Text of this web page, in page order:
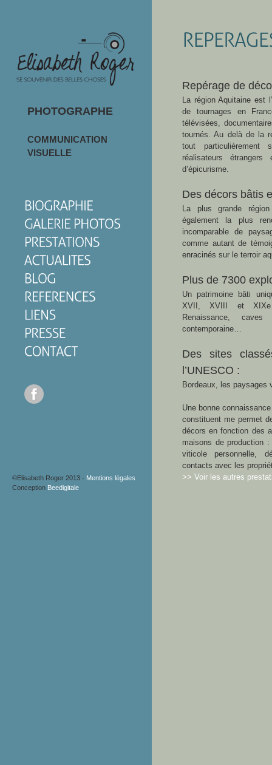
PHOTOGRAPHE
COMMUNICATION
VISUELLE
©Elisabeth Roger 2013 - Mentions légales
Conception Beedigitale
Repérage de
La région Aquitaine est
de tournages en
télévisées,
tournés. Au delà de la
tout particulièrement
réalisateurs étrangers
d’épicurisme.
Des décors bâtis
La plus grande
également la plus
incomparable de
comme autant de
enracinés sur le terroir
Plus de 7300
Un patrimoine bâti
XVII, XVIII et XIXe
Renaissance,
contemporaine…
Des sites
l’UNESCO :
Bordeaux, les paysages
Une bonne
constituent me permet
décors en fonction des
maisons de production
viticole personnelle,
contacts avec les
>> Voir les autres